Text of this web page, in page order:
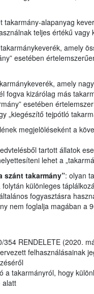
takarmány-alapanyag
teljes értékű
amely
esetében
amely
fogva kizárólag más
esetében
„kiegészítő tejpótló
megjelöléseként a
tartott állatok
lehet a
szánt takarmány”: olyan
különleges
fogyasztásra
nem foglalja magában a
RENDELETE (2020.
felhasználásainak
takarmányról, hogy
alatt